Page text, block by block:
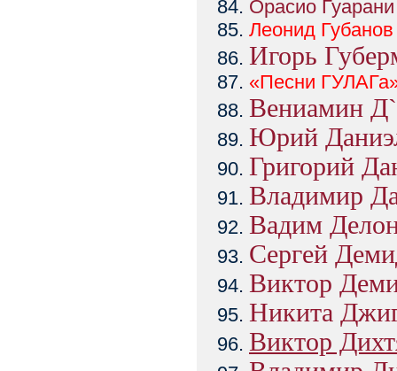
Орасио Гуарани
Леонид Губанов
Игорь
«Песни
Вениамин
Юрий
Григорий
Владимир
Вадим
Сергей
Виктор
Никита
Виктор